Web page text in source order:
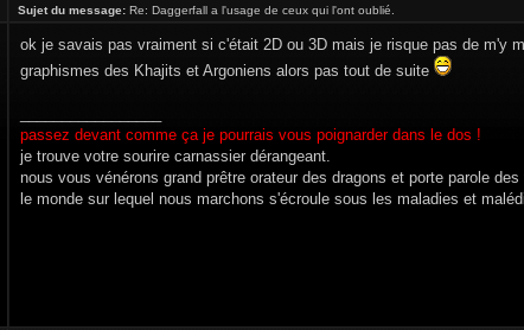
Sujet du message: Re: Daggerfall a l'usage de ceux qui l'ont oublié.
ok je savais pas vraiment si c'était 2D ou 3D mais je risque pas de m'y
graphismes des Khajits et Argoniens alors pas tout de suite
passez devant comme ça je pourrais vous poignarder dans le dos !
je trouve votre sourire carnassier dérangeant.
nous vous vénérons grand prêtre orateur des dragons et porte parole
le monde sur lequel nous marchons s'écroule sous les maladies et